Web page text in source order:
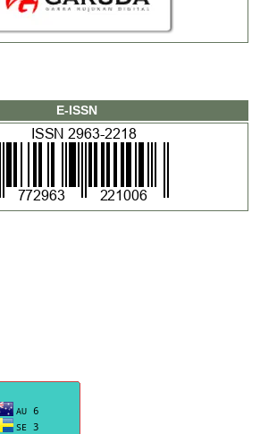
E-ISSN